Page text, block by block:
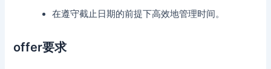
在遵守截止日期的前提下高效地管理时间。
offer要求